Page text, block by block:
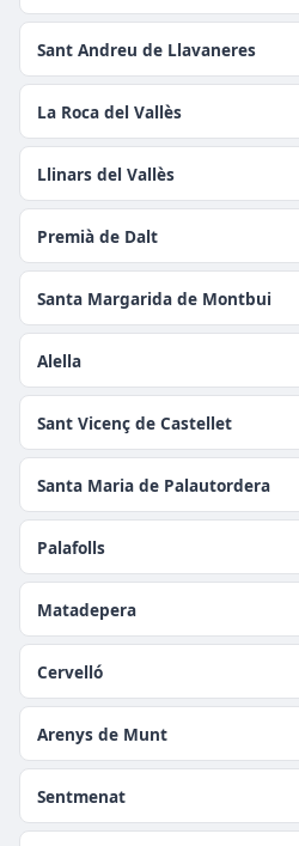
Sant Andreu de Llavaneres
La Roca del Vallès
Llinars del Vallès
Premià de Dalt
Santa Margarida de Montbui
Alella
Sant Vicenç de Castellet
Santa Maria de Palautordera
Palafolls
Matadepera
Cervelló
Arenys de Munt
Sentmenat